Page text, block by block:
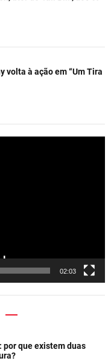
volta à ação em “Um Tira
02:03
por que existem duas